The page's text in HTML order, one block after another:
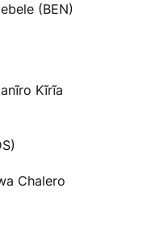
(BEN)
Kĩrĩa
Chalero